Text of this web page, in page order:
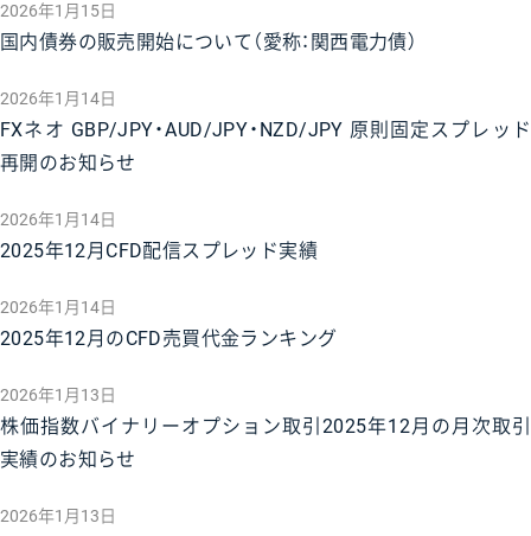
2026年1月15日
国内債券の販売開始について（愛称：関西電力債）
2026年1月14日
FXネオ GBP/JPY・AUD/JPY・NZD/JPY 原則固定スプレッド
再開のお知らせ
2026年1月14日
2025年12月CFD配信スプレッド実績
2026年1月14日
2025年12月のCFD売買代金ランキング
2026年1月13日
株価指数バイナリーオプション取引2025年12月の月次取引
実績のお知らせ
2026年1月13日